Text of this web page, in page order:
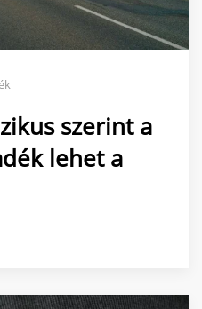
szerint a
lehet a